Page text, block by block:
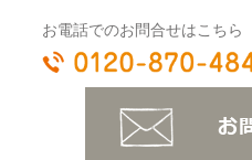
ゼ
お電話でのお問合せはこちら